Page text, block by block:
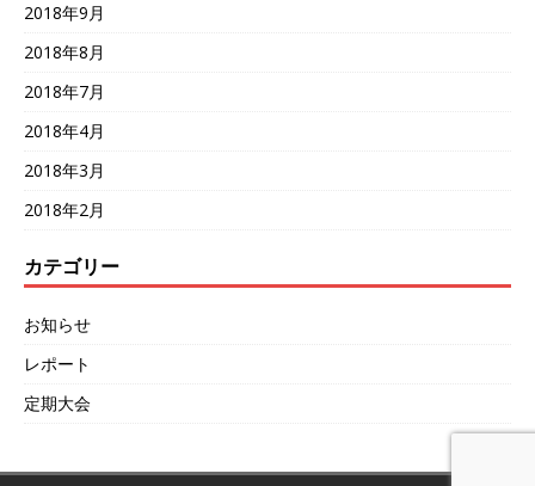
2018年9月
2018年8月
2018年7月
2018年4月
2018年3月
2018年2月
カテゴリー
お知らせ
レポート
定期大会